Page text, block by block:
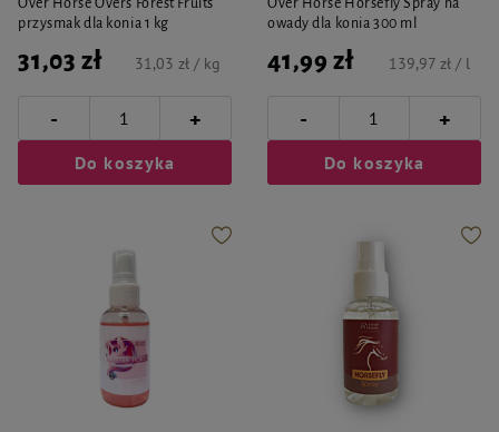
Over Horse Overs Forest Fruits
przysmak dla konia 1 kg
31,03 zł 31,03 zł / kg
- +
Do koszyka
Over Horse Horsefly Spray na
owady dla konia 300 ml
41,99 zł 139,97 zł / l
- +
Do koszyka